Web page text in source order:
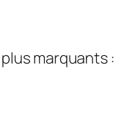
marquants :